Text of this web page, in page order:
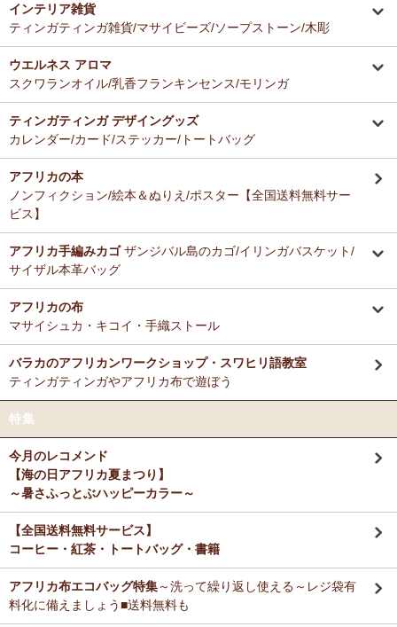
インテリア雑貨
ティンガティンガ雑貨/マサイビーズ/ソープストーン/木彫
ウエルネス アロマ
スクワランオイル/乳香フランキンセンス/モリンガ
ティンガティンガ デザイングッズ
カレンダー/カード/ステッカー/トートバッグ
アフリカの本
ノンフィクション/絵本＆ぬりえ/ポスター【全国送料無料サー
ビス】
アフリカ手編みカゴザンジバル島のカゴ/イリンガバスケット/
サイザル本革バッグ
アフリカの布
マサイシュカ・キコイ・手織ストール
バラカのアフリカンワークショップ・スワヒリ語教室
ティンガティンガやアフリカ布で遊ぼう
特集
今月のレコメンド
【海の日アフリカ夏まつり】
～暑さふっとぶハッピーカラー～
【全国送料無料サービス】
コーヒー・紅茶・トートバッグ・書籍
アフリカ布エコバッグ特集～洗って繰り返し使える～レジ袋有
料化に備えましょう■送料無料も